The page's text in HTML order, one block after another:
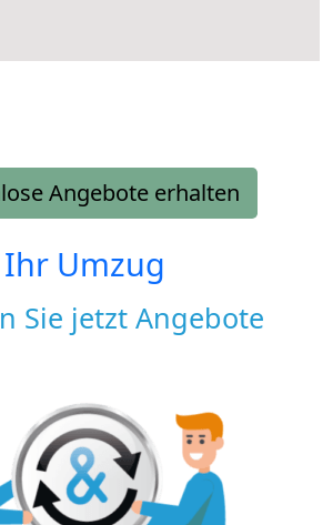
Angebote erhalten
Ihr Umzug
Sie jetzt Angebote